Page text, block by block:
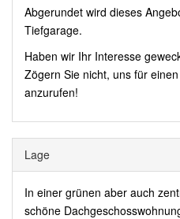
Abgerundet wird dieses
Tiefgarage.
Haben wir Ihr Interesse
Zögern Sie nicht, uns für
anzurufen!
Lage
In einer grünen aber auch
schöne